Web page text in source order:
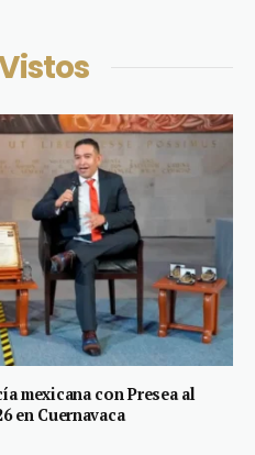
mexicana con Presea al
en Cuernavaca